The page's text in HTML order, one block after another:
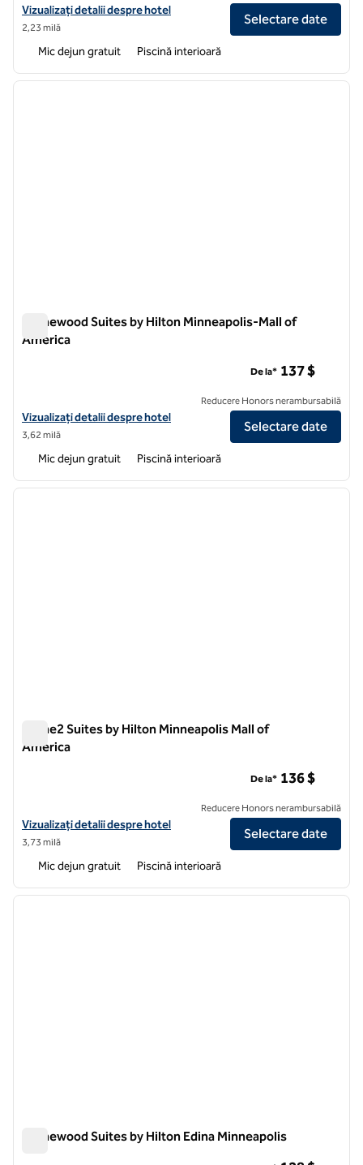
Vizualizați detaliile hotelului pentru Home2 Suites by Hilton
Vizualizați detalii despre hotel
2,23 milă
Selectare date
Mic dejun gratuit Piscină interioară
1 din 12
Homewood Suites by Hilton Minneapolis-Mall of
America
Vizualizați detaliile hotelului pentru Homewood Suites by Hilton
Vizualizați detalii despre hotel
3,62 milă
De la* 137 $
Reducere Honors nerambursabilă
Selectare date
Mic dejun gratuit Piscină interioară
1 din 12
Home2 Suites by Hilton Minneapolis Mall of
America
Vizualizați detaliile hotelului pentru Home2 Suites by Hilton
Vizualizați detalii despre hotel
3,73 milă
De la* 136 $
Reducere Honors nerambursabilă
Selectare date
Mic dejun gratuit Piscină interioară
1 din 11
Homewood Suites by Hilton Edina Minneapolis